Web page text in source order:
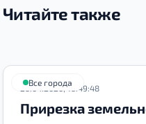
Читайте также
Все города
26.04.2020, 16:49:48
Прирезка